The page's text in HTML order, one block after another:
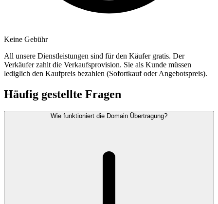
Keine Gebühr
All unsere Dienstleistungen sind für den Käufer gratis. Der
Verkäufer zahlt die Verkaufsprovision. Sie als Kunde müssen
lediglich den Kaufpreis bezahlen (Sofortkauf oder Angebotspreis).
Häufig gestellte Fragen
Wie funktioniert die Domain Übertragung?